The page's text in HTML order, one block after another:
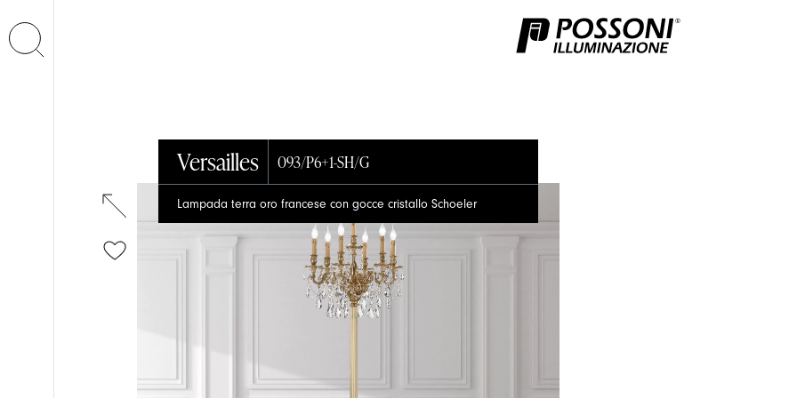
Versailles 093/P6+1-SH/G
Lampada terra oro francese con gocce cristallo Schoeler